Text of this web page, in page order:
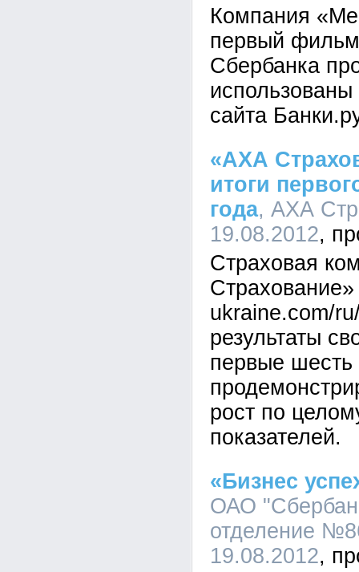
Компания
первый
Сбербанка
сайта
«АХА
итоги
года, АХА
19.08.2012
Страховая
ukraine.com/
результаты
первые шесть
рост по
показателей.
«Бизнес
ОАО
отделение
19.08.2012